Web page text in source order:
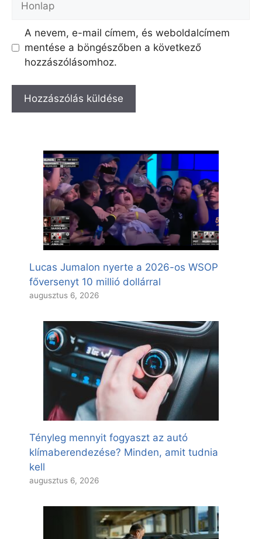
A nevem, e-mail címem, és weboldalcímem
mentése a böngészőben a következő
hozzászólásomhoz.
Lucas Jumalon nyerte a 2026-os WSOP
főversenyt 10 millió dollárral
augusztus 6, 2026
Tényleg mennyit fogyaszt az autó
klímaberendezése? Minden, amit tudnia
kell
augusztus 6, 2026